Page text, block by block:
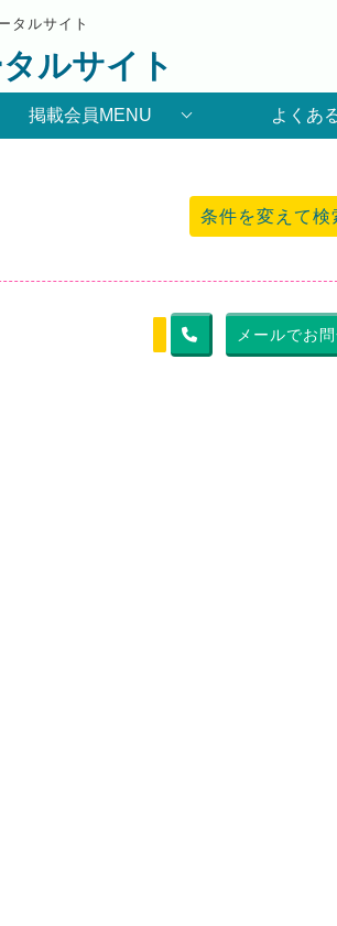
タルサイト
ルサイト
掲載会員MENU よくあ
条件を変えて検
メールでお